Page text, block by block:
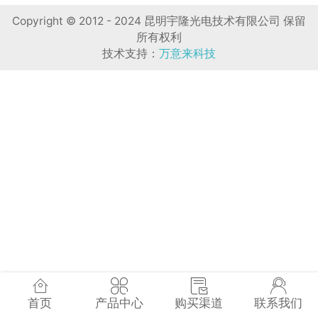
Copyright © 2012 - 2024 昆明宇隆光电技术有限公司 保留
所有权利
技术支持： 万意来科技
首页 产品中心 购买渠道 联系我们